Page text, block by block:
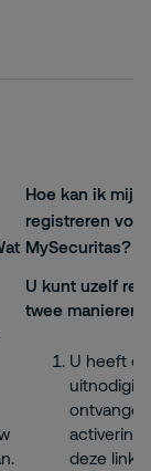
Hoe kan ik
registreren voor
MySecuritas?
U kunt uzelf
twee manieren.
U heeft
deze link